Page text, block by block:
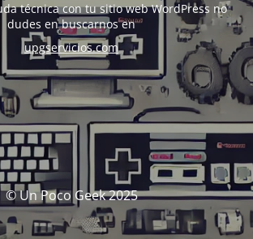
técnica con tu sitio web WordPress no
dudes en buscarnos en
upgservicios.com
© Un Poco Geek 2025